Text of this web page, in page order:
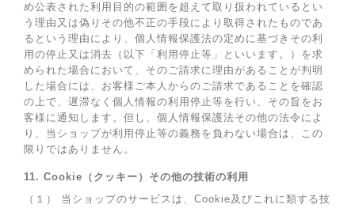
め公表された利用目的の範囲を超えて取り扱われているとい
う理由又は偽りその他不正の手段により取得されたものであ
るという理由により、個人情報保護法の定めに基づきその利
用の停止又は消去（以下「利用停止等」といいます。）を求
められた場合において、そのご請求に理由があることが判明
した場合には、お客様ご本人からのご請求であることを確認
の上で、遅滞なく個人情報の利用停止等を行い、その旨をお
客様に通知します。但し、個人情報保護法その他の法令によ
り、当ショップが利用停止等の義務を負わない場合は、この
限りではありません。
11. Cookie（クッキー）その他の技術の利用
（１） 当ショップのサービスは、Cookie及びこれに類する技